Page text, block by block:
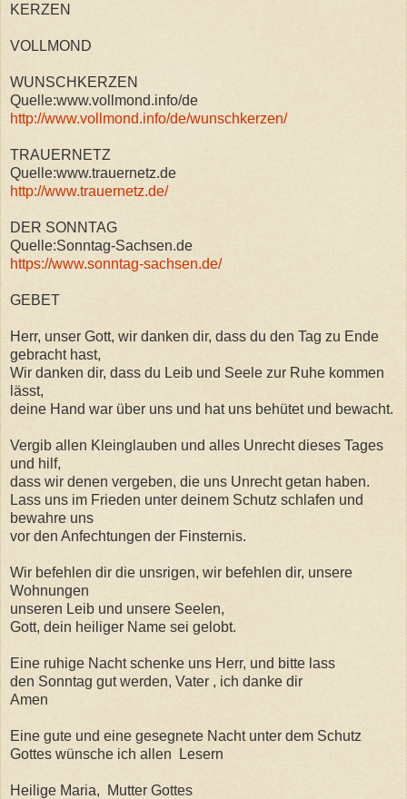
KERZEN
VOLLMOND
WUNSCHKERZEN
Quelle:www.vollmond.info/de
http://www.vollmond.info/de/wunschkerzen/
TRAUERNETZ
Quelle:www.trauernetz.de
http://www.trauernetz.de/
DER SONNTAG
Quelle:Sonntag-Sachsen.de
https://www.sonntag-sachsen.de/
GEBET
Herr, unser Gott, wir danken dir, dass du den Tag zu Ende
gebracht hast,
Wir danken dir, dass du Leib und Seele zur Ruhe kommen
lässt,
deine Hand war über uns und hat uns behütet und bewacht.
Vergib allen Kleinglauben und alles Unrecht dieses Tages
und hilf,
dass wir denen vergeben, die uns Unrecht getan haben.
Lass uns im Frieden unter deinem Schutz schlafen und
bewahre uns
vor den Anfechtungen der Finsternis.
Wir befehlen dir die unsrigen, wir befehlen dir, unsere
Wohnungen
unseren Leib und unsere Seelen,
Gott, dein heiliger Name sei gelobt.
Eine ruhige Nacht schenke uns Herr, und bitte lass
den Sonntag gut werden, Vater , ich danke dir
Amen
Eine gute und eine gesegnete Nacht unter dem Schutz
Gottes wünsche ich allen Lesern
Heilige Maria, Mutter Gottes